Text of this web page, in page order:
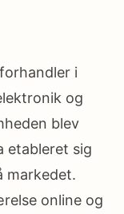
i
og
blev
etableret sig
markedet.
online og